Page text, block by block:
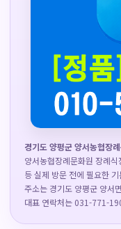
경기도 양평군 양서농협장
양서농협장례문화원 장례
등 실제 방문 전에 필요한
주소는 경기도 양평군 양서
대표 연락처는 031-771-